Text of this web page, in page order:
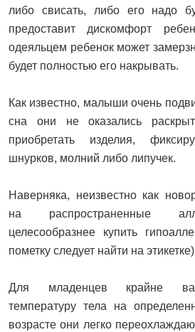
либо свисать, либо его надо
предоставит дискомфорт
одеяльцем ребенок может
будет полностью его накрывать.
Как известно, малыши очень
сна они не оказались
приобретать изделия,
шнурков, молний либо липучек.
Наверняка, неизвестно как
на распространенные
целесообразнее купить
пометку следует найти на
Для младенцев крайне
температуру тела на
возрасте они легко